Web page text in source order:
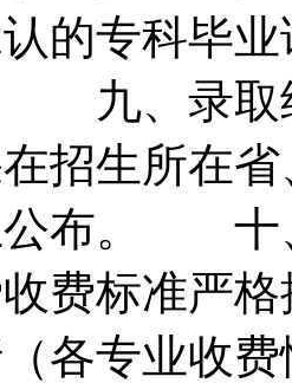
的专科毕
九、录取
招生所在
公布。 十
费标准严
各专业收